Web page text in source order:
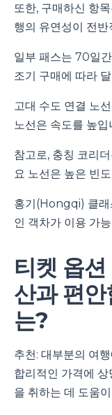
또한, 구매하신 항
행의 유연성이 전
일부 패스는 70일
조기 구매에 따라
고대 수도 연결 노
노선은 속도를 높입
참고로, 충칭 코리
요 노선은 높은 빈
홍기(Hongqi) 클래
인 객차가 이용 가
티켓 옵
산과 편
는?
추천: 대부분의 여
합리적인 가격에
을 취하는 데 도움